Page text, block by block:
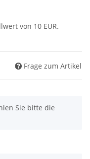
von 10 EUR.
Frage zum Artikel
Sie bitte die